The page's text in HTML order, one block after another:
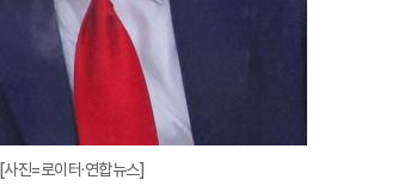
진=로이터·연합뉴스]